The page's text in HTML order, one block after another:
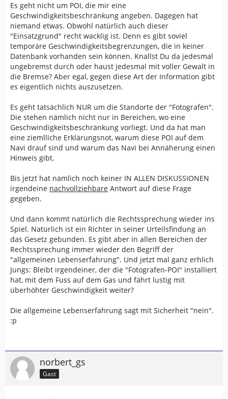
Es geht nicht um POI, die mir eine
Geschwindigkeitsbeschränkung angeben. Dagegen hat
niemand etwas. Obwohl natürlich auch dieser
"Einsatzgrund" recht wacklig ist. Denn es gibt soviel
temporäre Geschwindigkeitsbegrenzungen, die in keiner
Datenbank vorhanden sein können. Knallst Du da jedesmal
ungebremst durch oder haust jedesmal mit voller Gewalt in
die Bremse? Aber egal, gegen diese Art der Information gibt
es eigentlich nichts auszusetzen.
Es geht tatsächlich NUR um die Standorte der "Fotografen".
Die stehen nämlich nicht nur in Bereichen, wo eine
Geschwindigkeitsbeschränkung vorliegt. Und da hat man
eine ziemlliche Erklärungsnot, warum diese POI auf dem
Navi drauf sind und warum das Navi bei Annäherung einen
Hinweis gibt.
Bis jetzt hat nämlich noch keiner IN ALLEN DISKUSSIONEN
irgendeine nachvollziehbare Antwort auf diese Frage
gegeben.
Und dann kommt natürlich die Rechtssprechung wieder ins
Spiel. Natürlich ist ein Richter in seiner Urteilsfindung an
das Gesetz gebunden. Es gibt aber in allen Bereichen der
Rechtssprechung immer wieder den Begriff der
"allgemeinen Lebenserfahrung". Und jetzt mal ganz erhlich
Jungs: Bleibt irgendeiner, der die "Fotografen-POI" installiert
hat, mit dem Fuss auf dem Gas und fährt lustig mit
überhöhter Geschwindigkeit weiter?
Die allgemeine Lebenserfahrung sagt mit Sicherheit "nein".
:p
norbert_gs
Gast